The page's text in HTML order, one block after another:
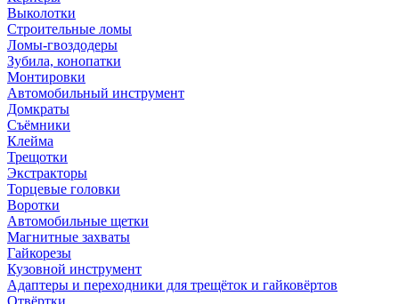
Выколотки
Строительные ломы
Ломы-гвоздодеры
Зубила, конопатки
Монтировки
Автомобильный инструмент
Домкраты
Съёмники
Клейма
Трещотки
Экстракторы
Торцевые головки
Воротки
Автомобильные щетки
Магнитные захваты
Гайкорезы
Кузовной инструмент
Адаптеры и переходники для трещёток и гайковёртов
Отвёртки